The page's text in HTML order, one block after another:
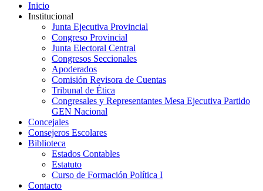
Inicio
Institucional
Junta Ejecutiva Provincial
Congreso Provincial
Junta Electoral Central
Congresos Seccionales
Apoderados
Comisión Revisora de Cuentas
Tribunal de Ética
Congresales y Representantes Mesa Ejecutiva Partido
GEN Nacional
Concejales
Consejeros Escolares
Biblioteca
Estados Contables
Estatuto
Curso de Formación Política I
Contacto